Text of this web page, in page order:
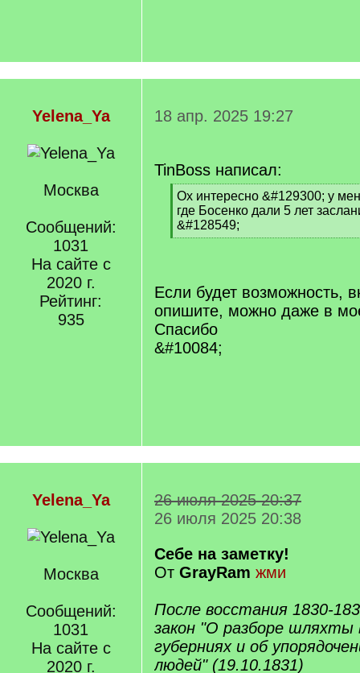
Yelena_Ya
Москва
Сообщений:
1031
На сайте с
2020 г.
Рейтинг:
935
18 апр. 2025 19:27
TinBoss написал:
[
q
]
Ох интересно &#129300; у
где Босенко дали 5 лет
&#128549;
[
Если будет возможность,
опишите, можно даже в
Спасибо
&#10084;
Yelena_Ya
Москва
Сообщений:
1031
На сайте с
2020 г.
26 июля 2025 20:37
26 июля 2025 20:38
Себе на заметку!
От GrayRam жми
После восстания 1830-
закон "О разборе шляхты
губерниях и об
людей" (19.10.1831)